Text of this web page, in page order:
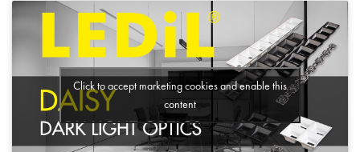
Click to accept marketing cookies and enable this
content